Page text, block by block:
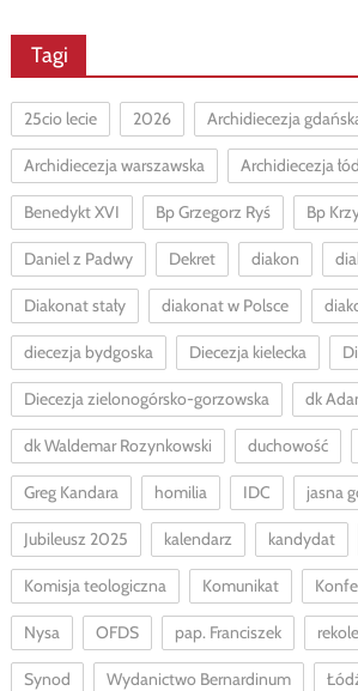
Tagi
25cio lecie 2026 Archidiecezja
Archidiecezja warszawska Archidiecezja
Benedykt XVI Bp Grzegorz Ryś Bp
Daniel z Padwy Dekret diakon
Diakonat stały diakonat w Polsce
diecezja bydgoska Diecezja kielecka
Diecezja zielonogórsko-gorzowska dk
dk Waldemar Rozynkowski duchowość
Greg Kandara homilia IDC jasna
Jubileusz 2025 kalendarz kandydat
Komisja teologiczna Komunikat
Nysa OFDS pap. Franciszek
Synod Wydanictwo Bernardinum